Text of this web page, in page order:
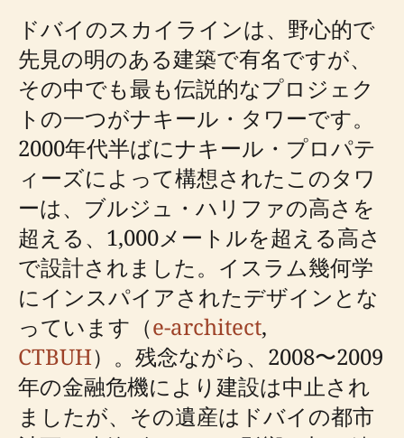
ドバイのスカイラインは、野心的で
先見の明のある建築で有名ですが、
その中でも最も伝説的なプロジェク
トの一つがナキール・タワーです。
2000年代半ばにナキール・プロパテ
ィーズによって構想されたこのタワ
ーは、ブルジュ・ハリファの高さを
超える、1,000メートルを超える高さ
で設計されました。イスラム幾何学
にインスパイアされたデザインとな
っています（e-architect,
CTBUH）。残念ながら、2008〜2009
年の金融危機により建設は中止され
ましたが、その遺産はドバイの都市